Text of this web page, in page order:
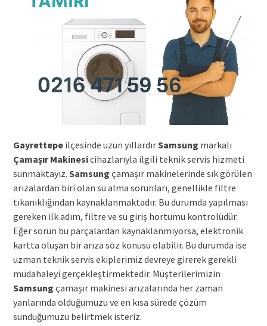
Gayrettepeilçesinde uzun yıllardırSamsung markalı
Çamaşır Makinesicihazlarıyla ilgili teknik servis hizmeti
sunmaktayız. Samsung çamaşır makinelerinde sık görülen
arızalardan biri olan su alma sorunları, genellikle filtre
tıkanıklığından kaynaklanmaktadır. Bu durumda yapılması
gereken ilk adım, filtre ve su giriş hortumu kontrolüdür.
Eğer sorun bu parçalardan kaynaklanmıyorsa, elektronik
kartta oluşan bir arıza söz konusu olabilir. Bu durumda ise
uzman teknik servis ekiplerimiz devreye girerek gerekli
müdahaleyi gerçekleştirmektedir. Müşterilerimizin
Samsung çamaşır makinesi arızalarında her zaman
yanlarında olduğumuzu ve en kısa sürede çözüm
sunduğumuzu belirtmek isteriz.